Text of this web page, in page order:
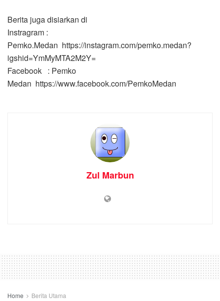
Berita juga disiarkan di
Instragram :
Pemko.Medan https://instagram.com/pemko.medan?
igshid=YmMyMTA2M2Y=
Facebook : Pemko
Medan https://www.facebook.com/PemkoMedan
Zul Marbun
Home Berita Utama